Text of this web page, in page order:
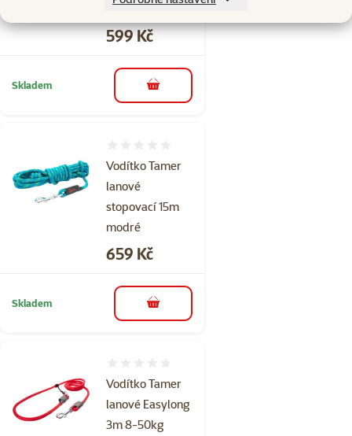
černé
Cena
599 Kč
Skladem do košíku
Vodítko Tamer
lanové
stopovací 15m
modré
Cena
659 Kč
Skladem do košíku
Vodítko Tamer
lanové Easylong
3m 8-50kg